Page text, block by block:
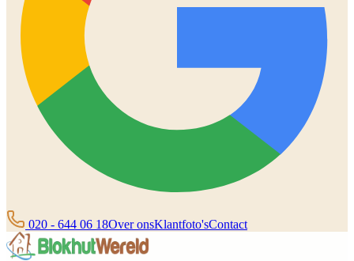
020 - 644 06 18Over onsKlantfoto'sContact